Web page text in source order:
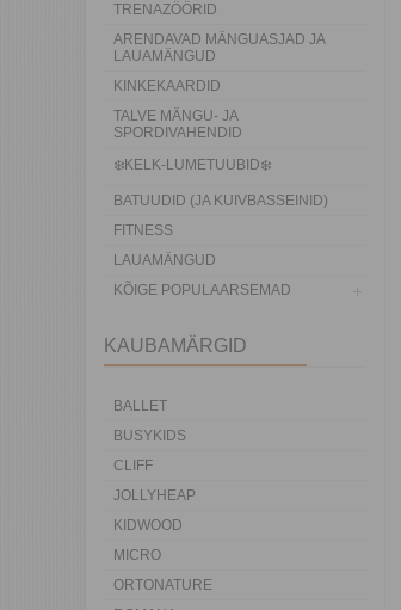
TRENAZÖÖRID
ARENDAVAD MÄNGUASJAD JA
LAUAMÄNGUD
KINKEKAARDID
TALVE MÄNGU- JA
SPORDIVAHENDID
❄️KELK-LUMETUUBID❄️
BATUUDID (JA KUIVBASSEINID)
FITNESS
LAUAMÄNGUD
KÕIGE POPULAARSEMAD
KAUBAMÄRGID
BALLET
BUSYKIDS
CLIFF
JOLLYHEAP
KIDWOOD
MICRO
ORTONATURE